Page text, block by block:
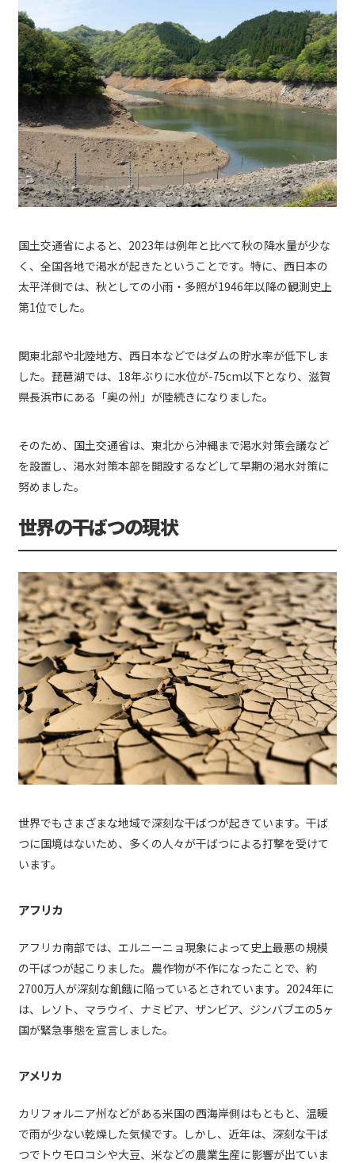
国土交通省によると、2023年は例年と比べて秋の降水量が少な
く、全国各地で渇水が起きたということです。特に、西日本の
太平洋側では、秋としての小雨・多照が1946年以降の観測史上
第1位でした。
関東北部や北陸地方、西日本などではダムの貯水率が低下しま
した。琵琶湖では、18年ぶりに水位が-75cm以下となり、滋賀
県長浜市にある「奥の州」が陸続きになりました。
そのため、国土交通省は、東北から沖縄まで渇水対策会議など
を設置し、渇水対策本部を開設するなどして早期の渇水対策に
努めました。
世界の干ばつの現状
世界でもさまざまな地域で深刻な干ばつが起きています。干ば
つに国境はないため、多くの人々が干ばつによる打撃を受けて
います。
アフリカ
アフリカ南部では、エルニーニョ現象によって史上最悪の規模
の干ばつが起こりました。農作物が不作になったことで、約
2700万人が深刻な飢餓に陥っているとされています。2024年に
は、レソト、マラウイ、ナミビア、ザンビア、ジンバブエの5ヶ
国が緊急事態を宣言しました。
アメリカ
カリフォルニア州などがある米国の西海岸側はもともと、温暖
で雨が少ない乾燥した気候です。しかし、近年は、深刻な干ば
つでトウモロコシや大豆、米などの農業生産に影響が出ていま